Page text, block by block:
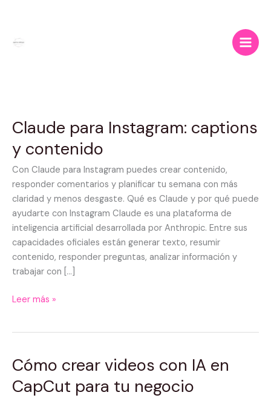
contenido
Claude para Instagram: captions
y contenido
Con Claude para Instagram puedes crear contenido,
responder comentarios y planificar tu semana con más
claridad y menos desgaste. Qué es Claude y por qué puede
ayudarte con Instagram Claude es una plataforma de
inteligencia artificial desarrollada por Anthropic. Entre sus
capacidades oficiales están generar texto, resumir
contenido, responder preguntas, analizar información y
trabajar con […]
Claude
Instagram:
captions
y
contenido
Leer más »
Cómo crear videos con IA en
CapCut para tu negocio
Cómo
videos